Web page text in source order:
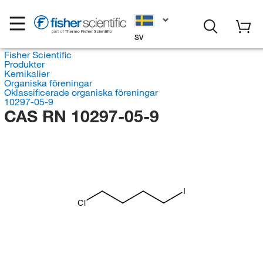
SV
Fisher Scientific
Produkter
Kemikalier
Organiska föreningar
Oklassificerade organiska föreningar
10297-05-9
CAS RN 10297-05-9
Cl
I